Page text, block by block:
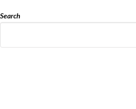
Search